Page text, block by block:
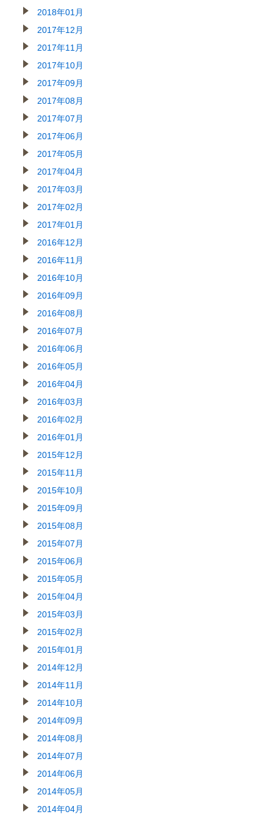
2018年01月
2017年12月
2017年11月
2017年10月
2017年09月
2017年08月
2017年07月
2017年06月
2017年05月
2017年04月
2017年03月
2017年02月
2017年01月
2016年12月
2016年11月
2016年10月
2016年09月
2016年08月
2016年07月
2016年06月
2016年05月
2016年04月
2016年03月
2016年02月
2016年01月
2015年12月
2015年11月
2015年10月
2015年09月
2015年08月
2015年07月
2015年06月
2015年05月
2015年04月
2015年03月
2015年02月
2015年01月
2014年12月
2014年11月
2014年10月
2014年09月
2014年08月
2014年07月
2014年06月
2014年05月
2014年04月